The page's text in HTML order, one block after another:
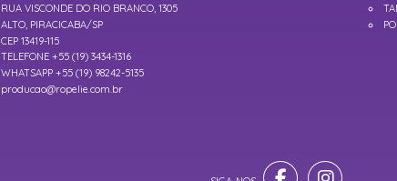
RUA VISCONDE DO RIO BRANCO, 1305
ALTO, PIRACICABA/SP
CEP 13419-115
TELEFONE +55 (19) 3434-1316
WHATSAPP +55 (19) 98242-5135
producao@ropelie.com.br